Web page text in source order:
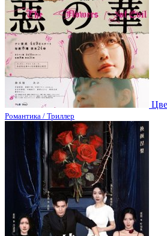
Романтика / Триллер